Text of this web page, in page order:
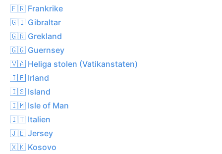
🇫🇷 Frankrike
🇬🇮 Gibraltar
🇬🇷 Grekland
🇬🇬 Guernsey
🇻🇦 Heliga stolen (Vatikanstaten)
🇮🇪 Irland
🇮🇸 Island
🇮🇲 Isle of Man
🇮🇹 Italien
🇯🇪 Jersey
🇽🇰 Kosovo